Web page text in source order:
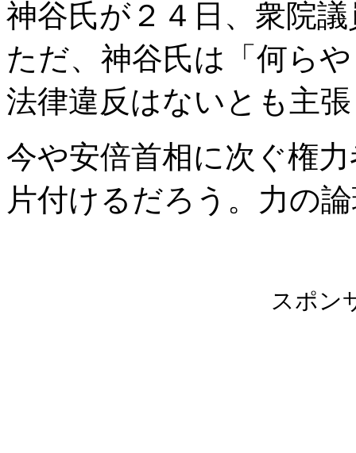
神谷氏が２４日、衆院
ただ、神谷氏は「何ら
法律違反はないとも主
今や安倍首相に次ぐ権
片付けるだろう。力の
スポン